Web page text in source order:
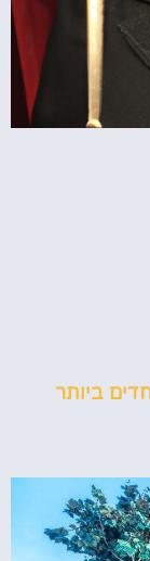
ביותר